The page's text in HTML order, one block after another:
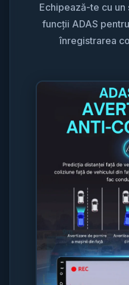
Echipează-te cu un
funcții ADAS
înregistrarea